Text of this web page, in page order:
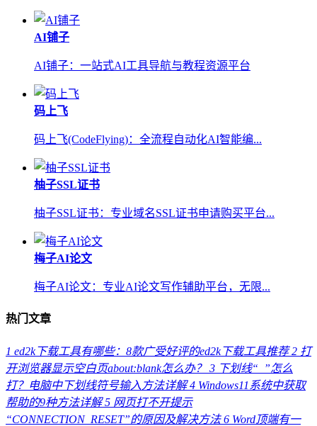
AI铺子
AI铺子：一站式AI工具导航与教程资源平台
码上飞
码上飞(CodeFlying)：全流程自动化AI智能编...
柚子SSL证书
柚子SSL证书：专业域名SSL证书申请购买平台...
梅子AI论文
梅子AI论文：专业AI论文写作辅助平台，无限...
热门文章
1 ed2k下载工具有哪些：8款广受好评的ed2k下载工具推荐 2 打
开浏览器显示空白页about:blank怎么办？ 3 下划线“_”怎么
打？电脑中下划线符号输入方法详解 4 Windows11系统中获取
帮助的9种方法详解 5 网页打不开提示
“CONNECTION_RESET”的原因及解决方法 6 Word顶端有一